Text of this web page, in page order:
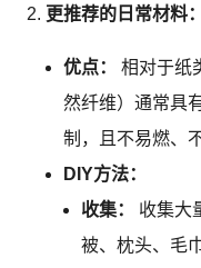
更推荐的日常材料
优点：
相对于纸
然纤维）通常具
制，且不易燃、
DIY方法：
收集：
收集大
被、枕头、毛